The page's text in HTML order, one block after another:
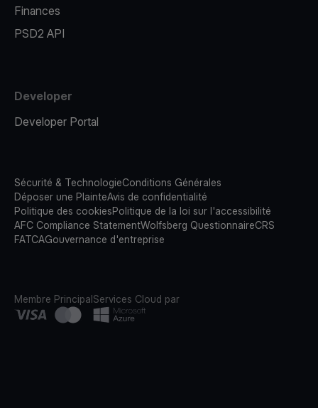
Finances
PSD2 API
Developer
Developer Portal
Sécurité & TechnologieConditions Générales
Déposer une PlainteAvis de confidentialité
Politique des cookiesPolitique de la loi sur l'accessibilité
AFC Compliance StatementWolfsberg QuestionnaireCRS
FATCAGouvernance d'entreprise
Membre PrincipalServices Cloud par